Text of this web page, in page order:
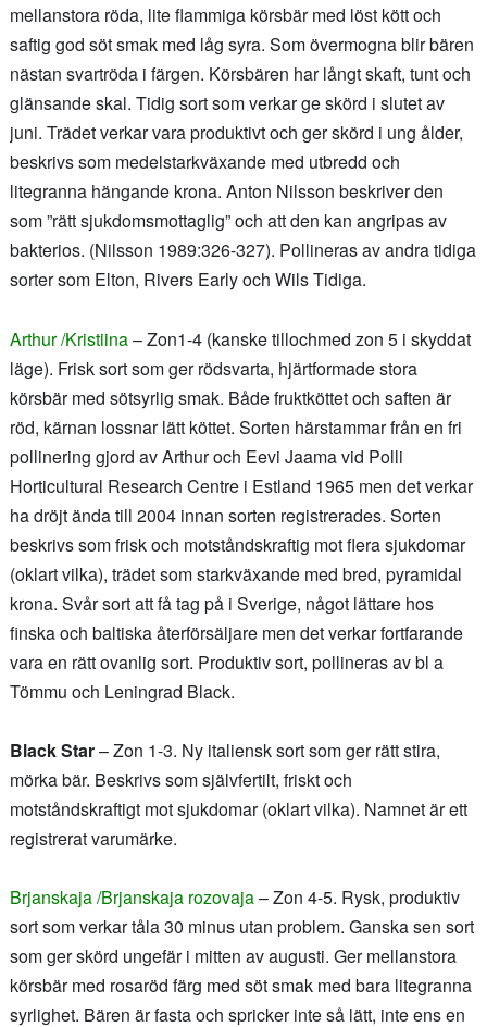
mellanstora röda, lite flammiga körsbär med löst kött och
saftig god söt smak med låg syra. Som övermogna blir bären
nästan svartröda i färgen. Körsbären har långt skaft, tunt och
glänsande skal. Tidig sort som verkar ge skörd i slutet av
juni. Trädet verkar vara produktivt och ger skörd i ung ålder,
beskrivs som medelstarkväxande med utbredd och
litegranna hängande krona. Anton Nilsson beskriver den
som ”rätt sjukdomsmottaglig” och att den kan angripas av
bakterios. (Nilsson 1989:326-327). Pollineras av andra tidiga
sorter som Elton, Rivers Early och Wils Tidiga.
Arthur /Kristiina– Zon1-4 (kanske tillochmed zon 5 i skyddat
läge). Frisk sort som ger rödsvarta, hjärtformade stora
körsbär med sötsyrlig smak. Både fruktköttet och saften är
röd, kärnan lossnar lätt köttet. Sorten härstammar från en fri
pollinering gjord av Arthur och Eevi Jaama vid Polli
Horticultural Research Centre i Estland 1965 men det verkar
ha dröjt ända till 2004 innan sorten registrerades. Sorten
beskrivs som frisk och motståndskraftig mot flera sjukdomar
(oklart vilka), trädet som starkväxande med bred, pyramidal
krona. Svår sort att få tag på i Sverige, något lättare hos
finska och baltiska återförsäljare men det verkar fortfarande
vara en rätt ovanlig sort. Produktiv sort, pollineras av bl a
Tömmu och Leningrad Black.
Black Star– Zon 1-3. Ny italiensk sort som ger rätt stira,
mörka bär. Beskrivs som självfertilt, friskt och
motståndskraftigt mot sjukdomar (oklart vilka). Namnet är ett
registrerat varumärke.
Brjanskaja /Brjanskaja rozovaja– Zon 4-5. Rysk, produktiv
sort som verkar tåla 30 minus utan problem. Ganska sen sort
som ger skörd ungefär i mitten av augusti. Ger mellanstora
körsbär med rosaröd färg med söt smak med bara litegranna
syrlighet. Bären är fasta och spricker inte så lätt, inte ens en